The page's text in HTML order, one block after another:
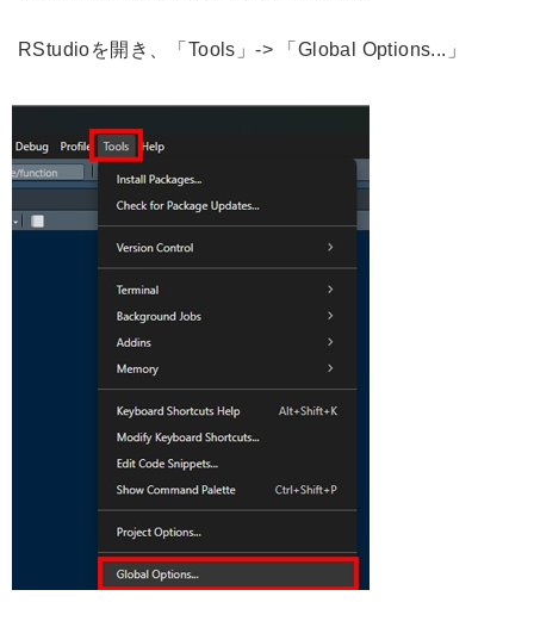
RStudioを開き、「Tools」-> 「Global Options...」